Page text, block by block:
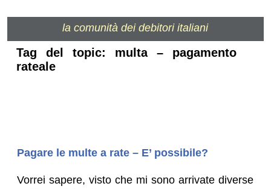
la comunità dei debitori italiani
Tag del topic: multa – pagamento
rateale
Pagare le multe a rate – E’ possibile?
Vorrei sapere, visto che mi sono arrivate diverse